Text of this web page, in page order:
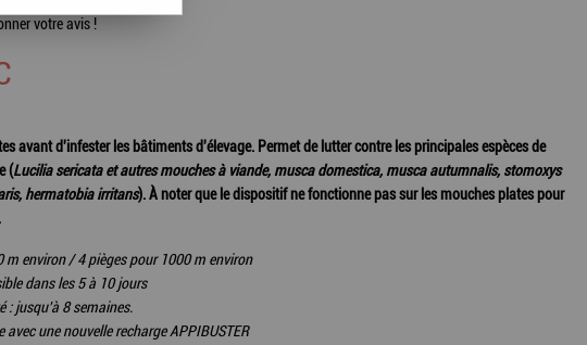
votre avis !
avant d'infester les bâtiments d'élevage. Permet de lutter contre les principales espèces de
(Lucilia sericata et autres mouches à viande, musca domestica, musca autumnalis, stomoxys
hermatobia irritans). À noter que le dispositif ne fonctionne pas sur les mouches plates pour
m environ / 4 pièges pour 1000 m environ
dans les 5 à 10 jours
: jusqu'à 8 semaines.
avec une nouvelle recharge APPIBUSTER